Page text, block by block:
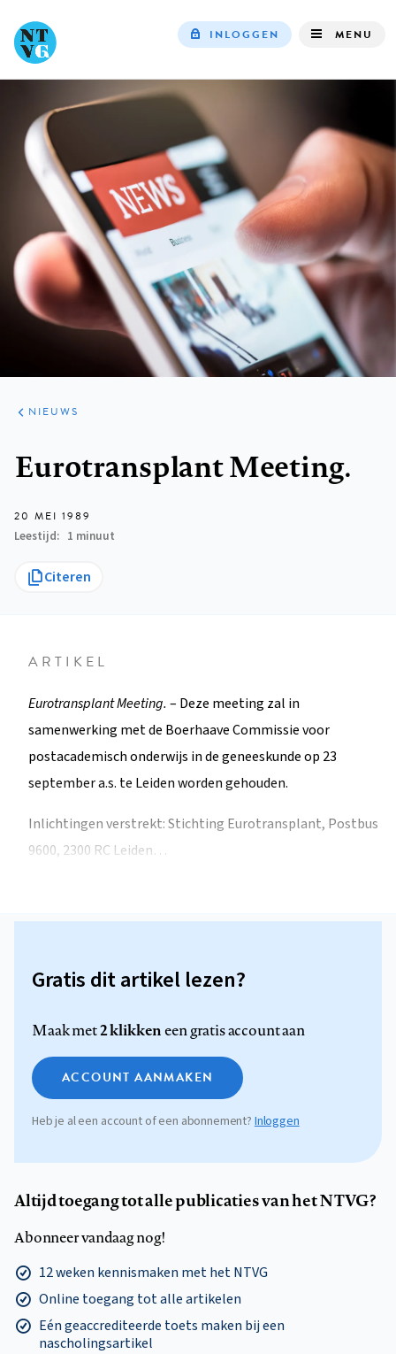
INLOGGEN MENU
ARTIKELEN
HET
KORT
NIEUWS
Eurotransplant Meeting.
20 MEI 1989
Leestijd
1 minuut
Citeren
ARTIKEL
Eurotransplant Meeting. – Deze meeting zal in
samenwerking met de Boerhaave Commissie voor
postacademisch onderwijs in de geneeskunde op 23
september a.s. te Leiden worden gehouden.
Inlichtingen verstrekt: Stichting Eurotransplant, Postbus
9600, 2300 RC Leiden…
Gratis dit artikel lezen?
Maak met2 klikkeneen gratis account aan
ACCOUNT AANMAKEN
Heb je al een account of een abonnement? Inloggen
Altijd toegang tot alle publicaties van het NTVG?
Abonneer vandaag nog!
12 weken kennismaken met het NTVG
Online toegang tot alle artikelen
Eén geaccrediteerde toets maken bij een
nascholingsartikel